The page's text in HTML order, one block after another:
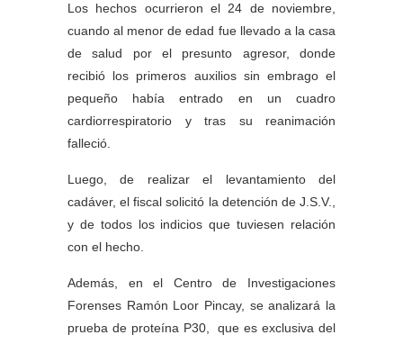
Los hechos ocurrieron el 24 de noviembre,
cuando al menor de edad fue llevado a la casa
de salud por el presunto agresor, donde
recibió los primeros auxilios sin embrago el
pequeño había entrado en un cuadro
cardiorrespiratorio y tras su reanimación
falleció.
Luego, de realizar el levantamiento del
cadáver, el fiscal solicitó la detención de J.S.V.,
y de todos los indicios que tuviesen relación
con el hecho.
Además, en el Centro de Investigaciones
Forenses Ramón Loor Pincay, se analizará la
prueba de proteína P30, que es exclusiva del